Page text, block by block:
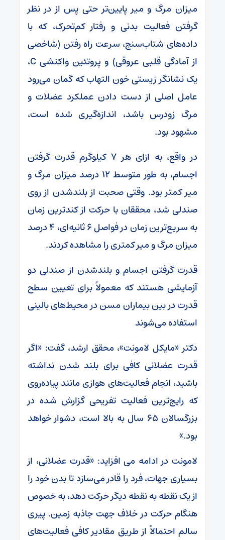
میزان مرگ و میر پایین‌تر حتی پس از در نظر
گرفتن فعالیت بدنی و رفتار کم‌تحرک، که با
داده‌های شتاب‌سنج، سرعت راه رفتن (شاخصی
از آمادگی قلبی عروقی) و پروتئین واکنشی C،
یک نشانگر زیستی خون التهاب که گمان می‌رود
عامل اصلی از دست دادن عملکرد عضلات و
مرگ زودرس باشد، اندازه‌گیری شده است،
مشهود بود.
در واقع، به ازای هر ۷ کیلوگرم قدرت گرفتن
اجسام، به طور متوسط ۱۲ درصد میزان مرگ و
میر کمتر بود. وقتی صحبت از بلندشدن از روی
صندلی شد، محققان با حرکت از کندترین زمان
به سریع‌ترین زمان در فواصل ۶ ثانیه‌ای، ۴ درصد
میزان مرگ و میر کمتری را مشاهده کردند.
قدرت گرفتن اجسام و بلندشدن از صندلی دو
آزمایشی هستند که معمولاً برای تعیین سطح
قدرت در بین بیماران مسن در محیط‌های بالینی
استفاده می‌شوند
دکتر «مایکل لامونت»، محقق ارشد، گفت: «اگر
قدرت عضلانی کافی برای بلند شدن نداشته
باشید، انجام فعالیت‌های هوازی مانند پیاده‌روی
که رایج‌ترین فعالیت تفریحی گزارش شده در
بزرگسالان ۶۵ سال به بالا است، دشوار خواهد
بود.»
لامونت در ادامه می افزاید: «قدرت عضلانی، از
بسیاری جهات، فرد را قادر می‌سازد تا بدن خود را
از یک نقطه به نقطه دیگر حرکت دهد، به خصوص
هنگام حرکت در خلاف جهت جاذبه زمین. پیری
سالم احتمالاً از طریق مقادیر کافی فعالیت‌های